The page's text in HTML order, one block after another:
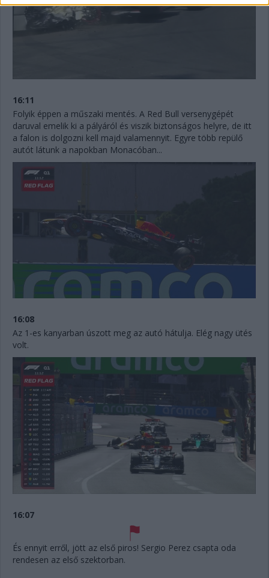
16:11
Folyik éppen a műszaki mentés. A Red Bull versenygépét
daruval emelik ki a pályáról és viszik biztonságos helyre, de itt
a falon is dolgozni kell majd valamennyit. Egyre több repülő
autót látunk a napokban Monacóban...
16:08
Az 1-es kanyarban úszott meg az autó hátulja. Elég nagy ütés
volt.
16:07
És ennyit erről, jött az első piros! Sergio Perez csapta oda
rendesen az első szektorban.